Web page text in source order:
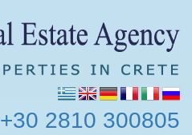
+30 2810 300805